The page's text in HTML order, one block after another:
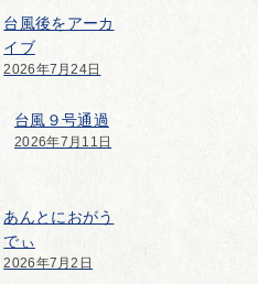
台風後をアーカ
イブ
2026年7月24日
台風９号通過
2026年7月11日
あんとにおがう
でぃ
2026年7月2日